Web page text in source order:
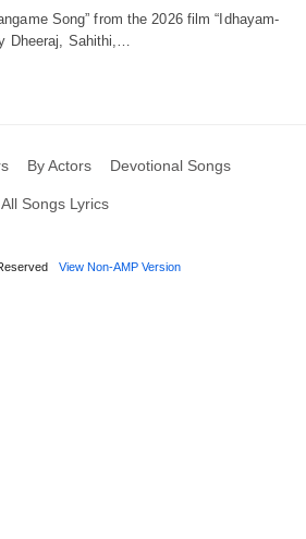
Song” from the 2026 film “Idhayam-
Dheeraj, Sahithi,…
By Actors Devotional Songs
All Songs Lyrics
View Non-AMP Version